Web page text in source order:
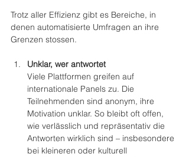
Trotz aller Effizienz gibt es Bereiche, in
denen automatisierte Umfragen an ihre
Grenzen stossen.
Unklar, wer antwortet
Viele Plattformen greifen auf
internationale Panels zu. Die
Teilnehmenden sind anonym, ihre
Motivation unklar. So bleibt oft offen,
wie verlässlich und repräsentativ die
Antworten wirklich sind – insbesondere
bei kleineren oder kulturell